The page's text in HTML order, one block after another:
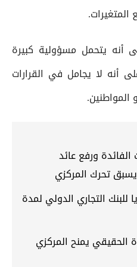
أنه يتحمل مسؤولية كبيرة
أنه لا يجامل في القرارات
المواطنين.
ورفع عائد
تحرك المركزي
للبنك التجاري الدولي لمدة
الحقيقي يمنح المركزي